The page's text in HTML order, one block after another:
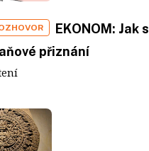
EKONOM: Jak
přiznání